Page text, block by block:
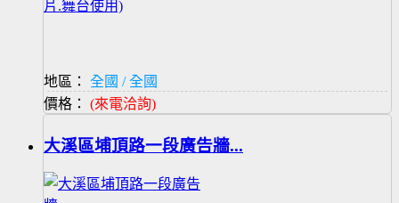
地區：
全國 / 全國
價格： (來電洽詢)
大溪區埔頂路一段廣告牆...